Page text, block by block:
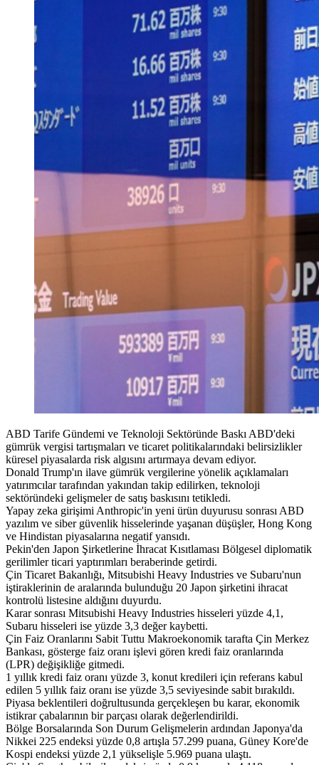
ABD Tarife Gündemi ve Teknoloji Sektöründe Baskı ABD'deki
gümrük vergisi tartışmaları ve ticaret politikalarındaki belirsizlikler
küresel piyasalarda risk algısını artırmaya devam ediyor.
Donald Trump'ın ilave gümrük vergilerine yönelik açıklamaları
yatırımcılar tarafından yakından takip edilirken, teknoloji
sektöründeki gelişmeler de satış baskısını tetikledi.
Yapay zeka girişimi Anthropic'in yeni ürün duyurusu sonrası ABD
yazılım ve siber güvenlik hisselerinde yaşanan düşüşler, Hong Kong
ve Hindistan piyasalarına negatif yansıdı.
Pekin'den Japon Şirketlerine İhracat Kısıtlaması Bölgesel diplomatik
gerilimler ticari yaptırımları beraberinde getirdi.
Çin Ticaret Bakanlığı, Mitsubishi Heavy Industries ve Subaru'nun
iştiraklerinin de aralarında bulunduğu 20 Japon şirketini ihracat
kontrolü listesine aldığını duyurdu.
Karar sonrası Mitsubishi Heavy Industries hisseleri yüzde 4,1,
Subaru hisseleri ise yüzde 3,3 değer kaybetti.
Çin Faiz Oranlarını Sabit Tuttu Makroekonomik tarafta Çin Merkez
Bankası, gösterge faiz oranı işlevi gören kredi faiz oranlarında
(LPR) değişikliğe gitmedi.
1 yıllık kredi faiz oranı yüzde 3, konut kredileri için referans kabul
edilen 5 yıllık faiz oranı ise yüzde 3,5 seviyesinde sabit bırakıldı.
Piyasa beklentileri doğrultusunda gerçekleşen bu karar, ekonomik
istikrar çabalarının bir parçası olarak değerlendirildi.
Bölge Borsalarında Son Durum Gelişmelerin ardından Japonya'da
Nikkei 225 endeksi yüzde 0,8 artışla 57.299 puana, Güney Kore'de
Kospi endeksi yüzde 2,1 yükselişle 5.969 puana ulaştı.